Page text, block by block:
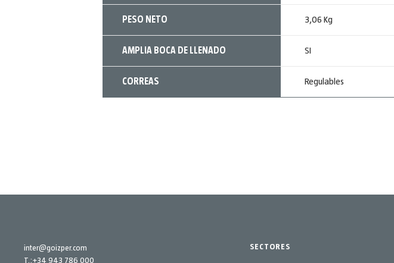
PESO NETO 3,06 Kg
AMPLIA BOCA DE LLENADO SI
CORREAS Regulables
inter@goizper.com
T.:+34 943 786 000
SECTORES